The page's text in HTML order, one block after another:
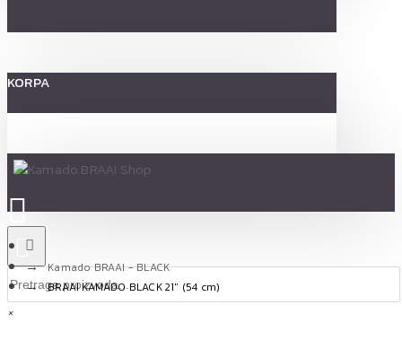
KORPA
×
Kamado BRAAI - BLACK
BRAAI KAMADO BLACK 21" (54 cm)